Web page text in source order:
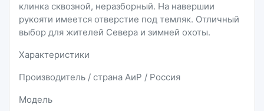
клинка сквозной, неразборный. На навершии
рукояти имеется отверстие под темляк. Отличный
выбор для жителей Севера и зимней охоты.
Характеристики
Производитель / страна АиР / Россия
Модель